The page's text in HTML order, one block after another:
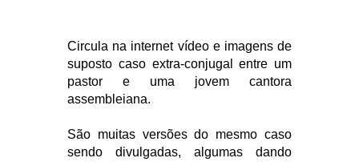
Circula na internet vídeo e imagens de
suposto caso extra-conjugal entre um
pastor e uma jovem cantora
assembleiana.
São muitas versões do mesmo caso
sendo divulgadas, algumas dando